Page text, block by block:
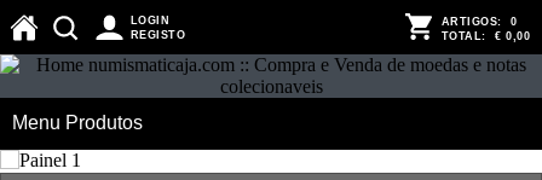
LOGIN
REGISTO
ARTIGOS: 0
TOTAL: € 0,00
Menu Produtos